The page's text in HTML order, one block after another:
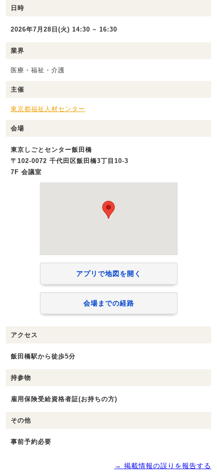
日時
2026年7月28日(火) 14:30 ~ 16:30
業界
医療・福祉・介護
主催
東京都福祉人材センター
会場
東京しごとセンター飯田橋
〒102-0072 千代田区飯田橋3丁目10-3
7F 会議室
アプリで地図を開く
会場までの経路
アクセス
飯田橋駅から徒歩5分
持参物
雇用保険受給資格者証(お持ちの方)
その他
事前予約必要
→ 掲載情報の誤りを報告する